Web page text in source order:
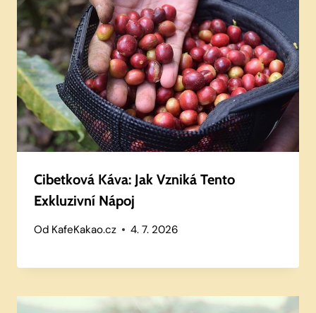
Cibetková Káva: Jak Vzniká Tento
Exkluzivní Nápoj
Od KafeKakao.cz 4. 7. 2026